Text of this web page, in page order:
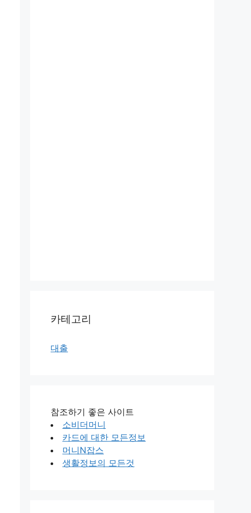
카테고리
대출
참조하기 좋은 사이트
소비더머니
카드에 대한 모든정보
머니N잡스
생활정보의 모든것